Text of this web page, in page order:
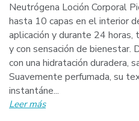
Neutrógena Loción Corporal
hasta 10 capas en el interior
aplicación y durante 24
y con sensación de bienestar.
con una hidratación duradera,
Suavemente perfumada, su
instantáne...
Leer más